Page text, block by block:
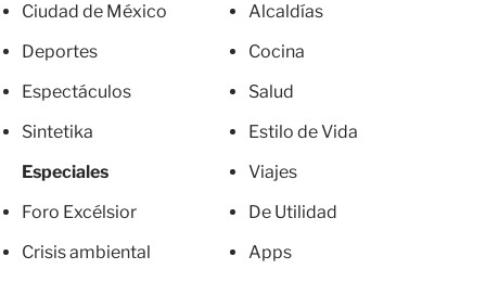
Ciudad de México
Deportes
Espectáculos
Sintetika
Especiales
Foro Excélsior
Crisis ambiental
Alcaldías
Cocina
Salud
Estilo de Vida
Viajes
De Utilidad
Apps